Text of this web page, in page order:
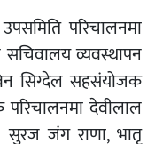
परिचालनमा
व्यवस्थापन
सिग्देल सहसंयोजक
परिचालनमा देवीलाल
सुरज जंग राणा, भातृ